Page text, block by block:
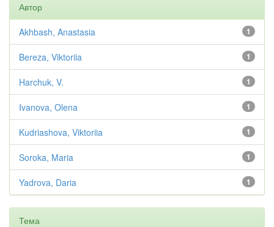
Автор
1
Akhbash, Anastasia
1
Bereza, Viktoriia
1
Harchuk, V.
1
Ivanova, Olena
1
Kudriashova, Viktoriia
1
Soroka, Maria
1
Yadrova, Daria
Тема